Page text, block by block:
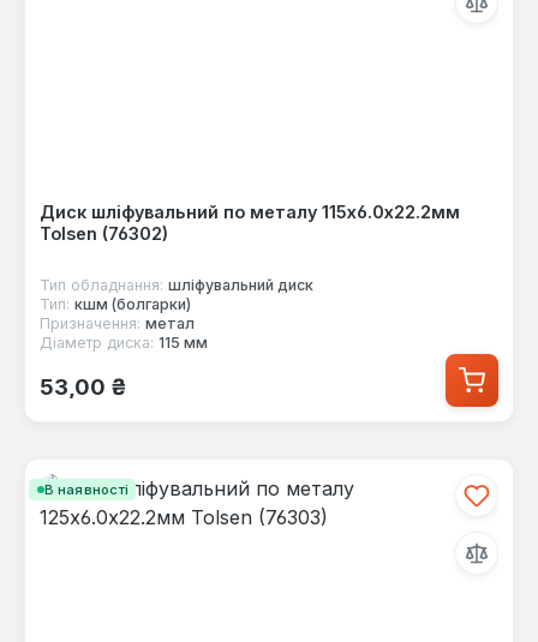
Диск шліфувальний по металу 115х6.0х22.2мм
Tolsen (76302)
Тип обладнання: шліфувальний диск
Тип: кшм (болгарки)
Призначення: метал
Діаметр диска: 115 мм
Звичайна ціна:
53,00 ₴
В наявності